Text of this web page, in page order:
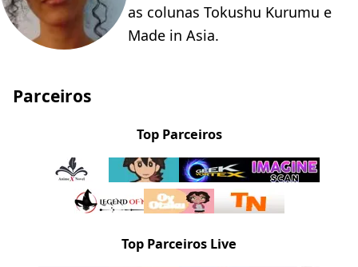
as colunas Tokushu Kurumu e
Made in Asia.
Parceiros
Top Parceiros
Top Parceiros Live